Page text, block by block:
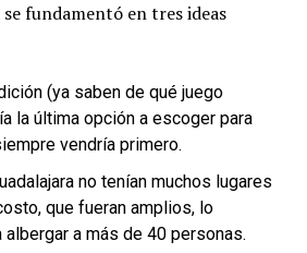
fundamentó en tres ideas
(ya saben de qué juego
la última opción a escoger para
vendría primero.
no tenían muchos lugares
que fueran amplios, lo
albergar a más de 40 personas.